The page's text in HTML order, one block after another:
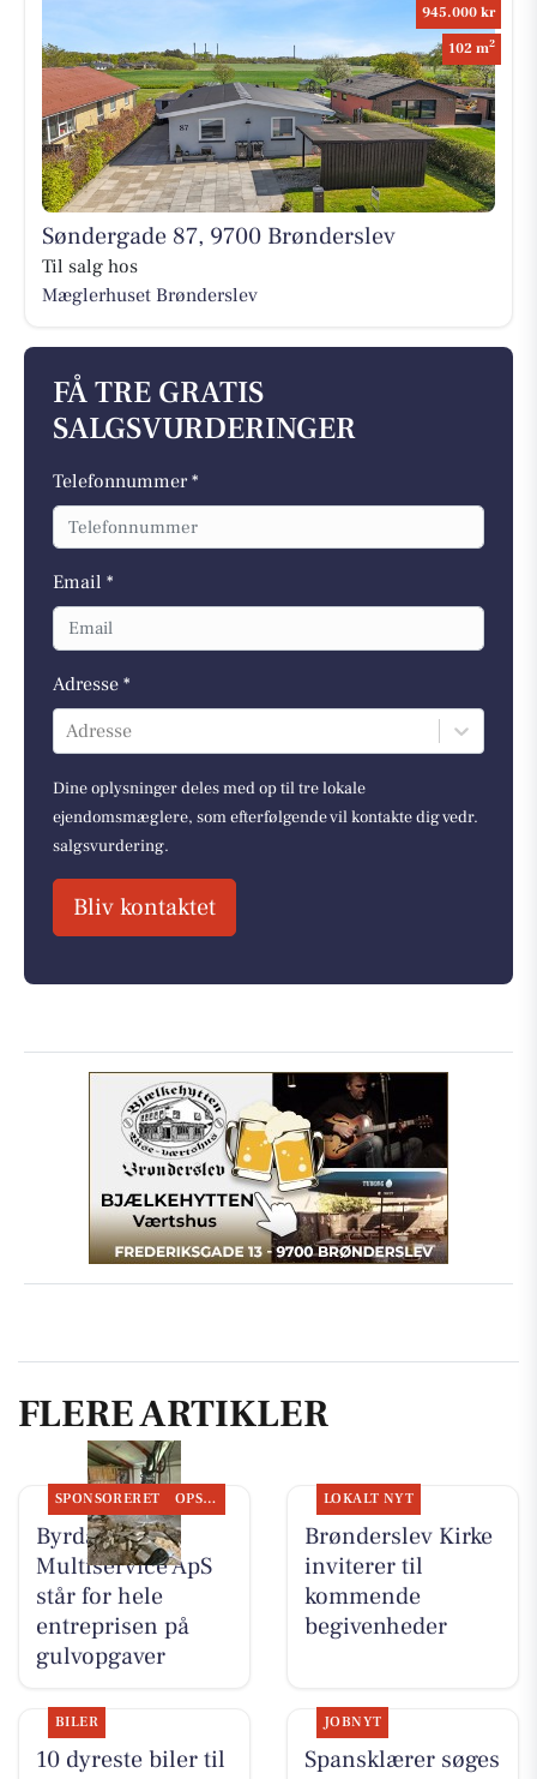
945.000 kr
102 m2
Søndergade 87, 9700 Brønderslev
Til salg hos
Mæglerhuset Brønderslev
FÅ TRE GRATIS
SALGSVURDERINGER
Telefonnummer *
Email *
Adresse *
Adresse
Dine oplysninger deles med op til tre lokale
ejendomsmæglere, som efterfølgende vil kontakte dig vedr.
salgsvurdering.
Bliv kontaktet
FLERE ARTIKLER
SPONSORERET OPSLAGSTAVLEN
Byrdal
Multiservice ApS
står for hele
entreprisen på
gulvopgaver
LOKALT NYT
Brønderslev Kirke
inviterer til
kommende
begivenheder
BILER
10 dyreste biler til
JOBNYT
Spansklærer søges